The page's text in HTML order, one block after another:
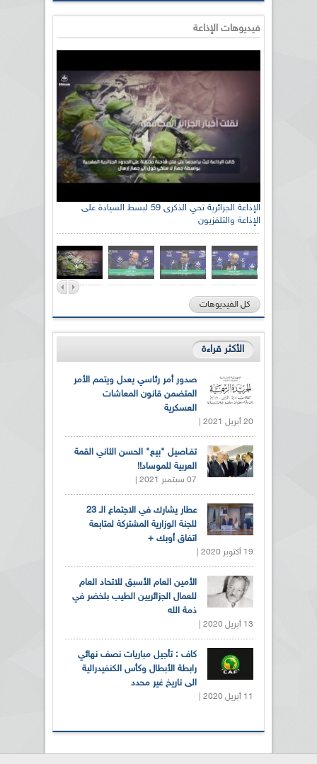
فيديوهات الإذاعة
الإذاعة الجزائرية تحي الذكرى 59 لبسط السيادة على
الإذاعة والتلفزيون
رئيس اللجنة الوطنية الجزائرية للتضامن مع الشعب
الصحراوي السيد سعيد العياشي
كل الفيديوهات
الأكثر قراءة
صدور أمر رئاسي يعدل ويتمم الأمر
المتضمن قانون المعاشات
العسكرية
20 أبريل 2021 |
تفـاصيل "بيع" الحسن الثاني القمة
العربية للموساد!!
07 سبتمبر 2021 |
عطار يشارك في الاجتماع الـ 23
للجنة الوزارية المشتركة لمتابعة
اتفاق أوبك +
19 أكتوبر 2020 |
الأمين العام الأسبق للاتحاد العام
للعمال الجزائريين الطيب بلخضر في
ذمة الله
13 أبريل 2020 |
كاف : تأجيل مباريات نصف نهائي
رابطة الأبطال وكأس الكنفيدرالية
الى تاريخ غير محدد
11 أبريل 2020 |